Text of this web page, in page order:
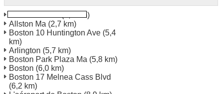
(2,7 km)
Allston Ma (2,7 km)
Boston 10 Huntington Ave (5,4
km)
Arlington (5,7 km)
Boston Park Plaza Ma (5,8 km)
Boston (6,0 km)
Boston 17 Melnea Cass Blvd
(6,2 km)